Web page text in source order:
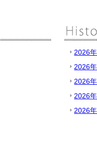
2026
2026
2026
2026
2026